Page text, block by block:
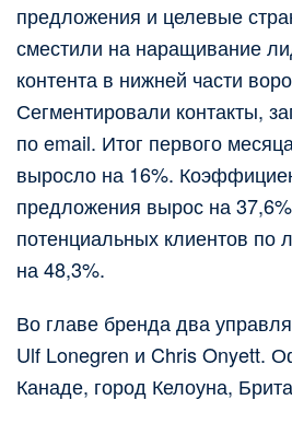
предложения и целевые
сместили на наращивание
контента в нижней части
Сегментировали контакты,
по email. Итог первого
выросло на 16%.
предложения вырос на
потенциальных клиентов по
на 48,3%.
Во главе бренда два
Ulf Lonegren и Chris Onyett.
Канаде, город Келоуна,